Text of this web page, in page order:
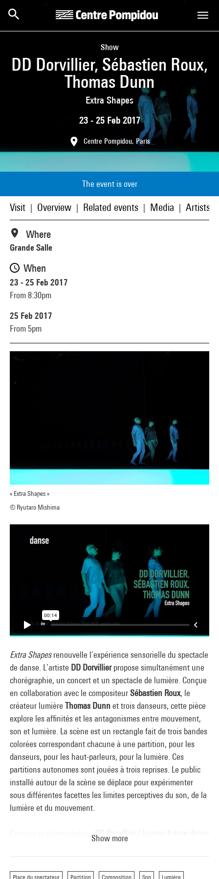
Skip to main content
Centre Pompidou
Show
DD Dorvillier, Sébastien Roux,
Thomas Dunn
Extra Shapes
23 - 25 Feb 2017
Centre Pompidou, Paris
The event is over
Visit Overview Related events Media Artists/
« Extra Shapes »
© Ryutaro Mishima
Extra Shapesrenouvelle l’expérience sensorielle du spectacle
de danse. L’artiste DD Dorvillierpropose simultanément une
chorégraphie, un concert et un spectacle de lumière. Conçue
en collaboration avec le compositeurSébastien Roux, le
créateur lumière Thomas Dunn et trois danseurs, cette pièce
explore les affinités et les antagonismes entre mouvement,
son et lumière. La scène est un rectangle fait de trois bandes
colorées correspondant chacune à une partition, pour les
danseurs, pour les haut-parleurs, pour la lumière. Ces
partitions autonomes sont jouées à trois reprises. Le public
installé autour de la scène se déplace pour expérimenter
sous différentes facettes les limites perceptives du son, de la
lumière et du mouvement.
Concept et chorégraphie :DD Dorvillier / human future dance
Composition musicale :Sébastien Roux
Création lumière :Thomas Dunn
Show more
Place du spectateur Partition Composition Son Lumière
Where
Grande Salle
When
23 - 25 Feb 2017
From 8:30pm
25 Feb 2017
From 5pm